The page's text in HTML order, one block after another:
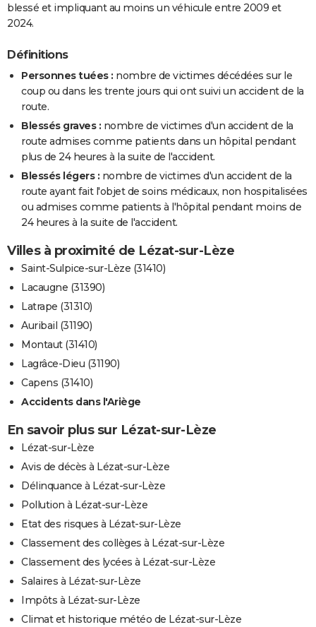
blessé et impliquant au moins un véhicule entre 2009 et
2024.
Définitions
Personnes tuées : nombre de victimes décédées sur le
coup ou dans les trente jours qui ont suivi un accident de la
route.
Blessés graves : nombre de victimes d'un accident de la
route admises comme patients dans un hôpital pendant
plus de 24 heures à la suite de l'accident.
Blessés légers : nombre de victimes d'un accident de la
route ayant fait l'objet de soins médicaux, non hospitalisées
ou admises comme patients à l'hôpital pendant moins de
24 heures à la suite de l'accident.
Villes à proximité de Lézat-sur-Lèze
Saint-Sulpice-sur-Lèze (31410)
Lacaugne (31390)
Latrape (31310)
Auribail (31190)
Montaut (31410)
Lagrâce-Dieu (31190)
Capens (31410)
Accidents dans l'Ariège
En savoir plus sur Lézat-sur-Lèze
Lézat-sur-Lèze
Avis de décès à Lézat-sur-Lèze
Délinquance à Lézat-sur-Lèze
Pollution à Lézat-sur-Lèze
Etat des risques à Lézat-sur-Lèze
Classement des collèges à Lézat-sur-Lèze
Classement des lycées à Lézat-sur-Lèze
Salaires à Lézat-sur-Lèze
Impôts à Lézat-sur-Lèze
Climat et historique météo de Lézat-sur-Lèze